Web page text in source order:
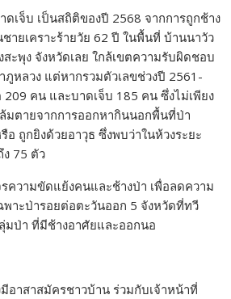
เจ็บ เป็นสถิติของปี 2568 จากการถูกช้าง
ายเคราะร้ายวัย 62 ปี ในพื้นที่ บ้านนาวัว
สะพุง จังหวัดเลย ใกล้เขตความรับผิดชอบ
หลวง แต่หากรวมตัวเลขช่วงปี 2561-
คน และบาดเจ็บ 185 คน ซึ่งไม่เพียง
มตายจากการออกหากินนอกพื้นที่ป่า
ถูกยิงด้วยอาวุธ ซึ่งพบว่าในห้วงระยะ
ง 75 ตัว
ความขัดแย้งคนและช้างป่า เพื่อลดความ
พาะป่ารอยต่อตะวันออก 5 จังหวัดที่ทวี
มป่า ที่มีช้างอาศัยและออกนอ
อาสาสมัครชาวบ้าน ร่วมกับเจ้าหน้าที่